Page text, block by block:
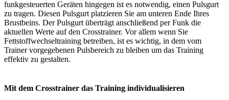
funkgesteuerten Geräten hingegen ist es notwendig, einen Pulsgurt
zu tragen. Diesen Pulsgurt platzieren Sie am unteren Ende Ihres
Brustbeins. Der Pulsgurt überträgt anschließend per Funk die
aktuellen Werte auf den Crosstrainer. Vor allem wenn Sie
Fettstoffwechseltraining betreiben, ist es wichtig, in dem vom
Trainer vorgegebenen Pulsbereich zu bleiben um das Training
effektiv zu gestalten.
Mit dem Crosstrainer das Training individualisieren